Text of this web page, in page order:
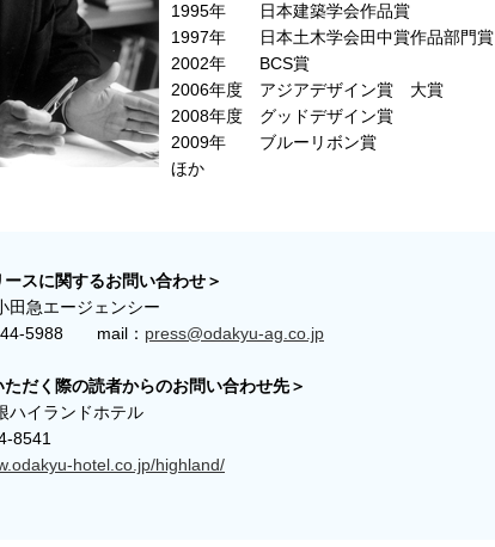
1995年 日本建築学会作品賞
1997年 日本土木学会田中賞作品部門賞
2002年 BCS賞
2006年度 アジアデザイン賞 大賞
2008年度 グッドデザイン賞
2009年 ブルーリボン賞
ほか
ースに関するお問い合わせ＞
田急エージェンシー
5988 mail： press@odakyu-ag.co.jp
ただく際の読者からのお問い合わせ先＞
ハイランドホテル
8541
hotel.co.jp/highland/